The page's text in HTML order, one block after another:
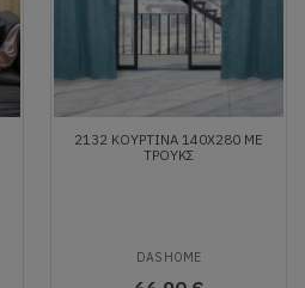
2132 ΚΟΥΡΤΙΝΑ 140Χ280 ΜΕ
ΤΡΟΥΚΣ
DAS HOME